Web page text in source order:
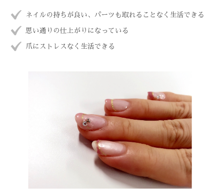
ネイルの持ちが良い、パーツも取れることなく生活できる
思い通りの仕上がりになっている
爪にストレスなく生活できる